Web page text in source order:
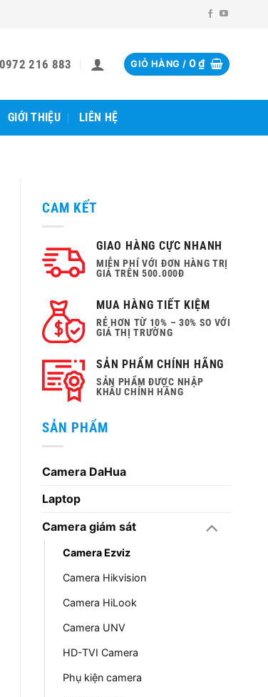
0972 216 883 GIỎ HÀNG / 0₫
GIỚI THIỆU LIÊN HỆ
CAM KẾT
GIAO HÀNG CỰC NHANH
MIỄN PHÍ VỚI ĐƠN HÀNG TRỊ
GIÁ TRÊN 500.000Đ
MUA HÀNG TIẾT KIỆM
RẺ HƠN TỪ 10% – 30% SO VỚI
GIÁ THỊ TRƯỜNG
SẢN PHẨM CHÍNH HÃNG
SẢN PHẨM ĐƯỢC NHẬP
KHẨU CHÍNH HÃNG
SẢN PHẨM
Camera DaHua
Laptop
Camera giám sát
Camera Ezviz
Camera Hikvision
Camera HiLook
Camera UNV
HD-TVI Camera
Phụ kiện camera